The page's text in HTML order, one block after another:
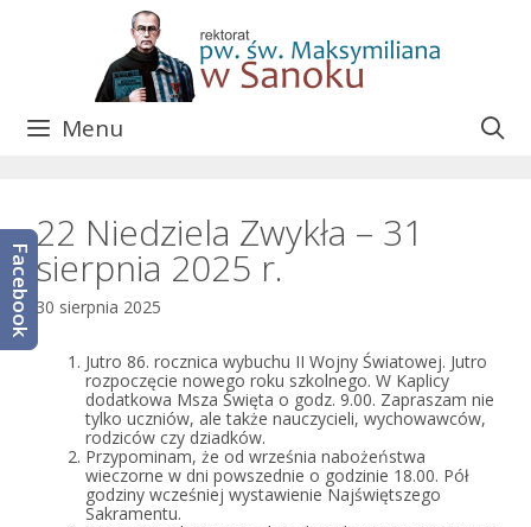
Facebook
Menu
22 Niedziela Zwykła – 31
sierpnia 2025 r.
30 sierpnia 2025
Jutro 86. rocznica wybuchu II Wojny Światowej. Jutro
rozpoczęcie nowego roku szkolnego. W Kaplicy
dodatkowa Msza Święta o godz. 9.00. Zapraszam nie
tylko uczniów, ale także nauczycieli, wychowawców,
rodziców czy dziadków.
Przypominam, że od września nabożeństwa
wieczorne w dni powszednie o godzinie 18.00. Pół
godziny wcześniej wystawienie Najświętszego
Sakramentu.